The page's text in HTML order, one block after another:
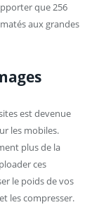
que 256
aux grandes
est devenue
les mobiles.
plus de la
ces
le poids de vos
les compresser.